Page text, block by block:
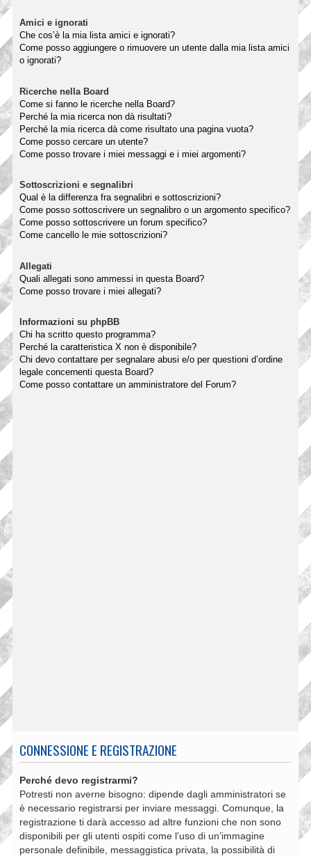
Amici e ignorati
Che cos’è la mia lista amici e ignorati?
Come posso aggiungere o rimuovere un utente dalla mia lista amici
o ignorati?
Ricerche nella Board
Come si fanno le ricerche nella Board?
Perché la mia ricerca non dà risultati?
Perché la mia ricerca dà come risultato una pagina vuota?
Come posso cercare un utente?
Come posso trovare i miei messaggi e i miei argomenti?
Sottoscrizioni e segnalibri
Qual è la differenza fra segnalibri e sottoscrizioni?
Come posso sottoscrivere un segnalibro o un argomento specifico?
Come posso sottoscrivere un forum specifico?
Come cancello le mie sottoscrizioni?
Allegati
Quali allegati sono ammessi in questa Board?
Come posso trovare i miei allegati?
Informazioni su phpBB
Chi ha scritto questo programma?
Perché la caratteristica X non è disponibile?
Chi devo contattare per segnalare abusi e/o per questioni d’ordine
legale concernenti questa Board?
Come posso contattare un amministratore del Forum?
CONNESSIONE E REGISTRAZIONE
Perché devo registrarmi?
Potresti non averne bisogno: dipende dagli amministratori se
è necessario registrarsi per inviare messaggi. Comunque, la
registrazione ti darà accesso ad altre funzioni che non sono
disponibili per gli utenti ospiti come l’uso di un’immagine
personale definibile, messaggistica privata, la possibilità di